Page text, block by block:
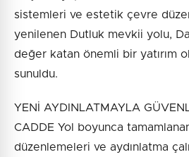
sistemleri ve estetik çevre
yenilenen Dutluk mevkii yolu,
değer katan önemli bir yatırım
sunuldu.
YENİ AYDINLATMAYLA
CADDE Yol boyunca
düzenlemeleri ve aydınlatma